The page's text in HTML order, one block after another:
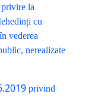
la
cu
vederea
nerealizate
privind